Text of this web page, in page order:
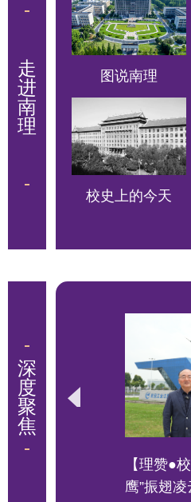
图说南理
校史上的今天
【理赞●
鹰”振翅